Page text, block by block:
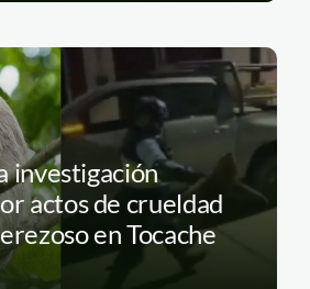
investigación
actos de crueldad
en Tocache